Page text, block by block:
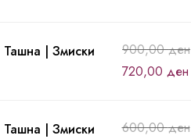
Ташна | Змиски
900,00ден
720,00ден
Ташна | Змиски
600,00ден